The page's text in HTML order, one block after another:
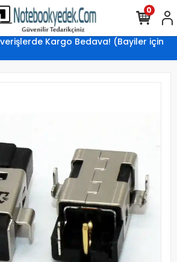
Kargo Bedava! (Bayiler için
0